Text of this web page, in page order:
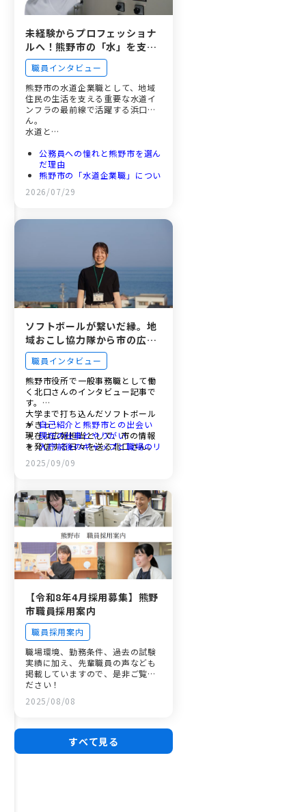
未経験からプロフェッショナ
ルへ！熊野市の「水」を支え
るライフラインの守り手
職員インタビュー
熊野市の水道企業職として、地域
住民の生活を支える重要な水道イ
ンフラの最前線で活躍する浜口さ
ん。
水道と…
公務員への憧れと熊野市を選ん
だ理由
熊野市の「水道企業職」につい
て
仕事のやりがいと厳しさ
未来の仲間へのメッセージ
2026/07/29
ソフトボールが繋いだ縁。地
域おこし協力隊から市の広報
担当へ！新人職員が語る熊野
市の魅力
職員インタビュー
熊野市役所で一般事務職として働
く北口さんのインタビュー記事で
す。
大学まで打ち込んだソフトボール
がきっ…
現在は広報担当として、市の情報
を発信する日々を送る北口さん。
入庁して感じた職場のあたたかさ
や仕事のやりがい、そして新人職
ついて、ご自身の経験を基に率直
に語っていただきました。
自己紹介と熊野市との出会い
現在の仕事とやりがい
入庁前後のギャップと職場のリ
アル
新人職員を支える研修制度と働
今後の目標
2025/09/09
【令和8年4月採用募集】熊野
市職員採用案内
職員採用案内
職場環境、勤務条件、過去の試験
実績に加え、先輩職員の声なども
掲載していますので、是非ご覧く
ださい！
2025/08/08
すべて見る